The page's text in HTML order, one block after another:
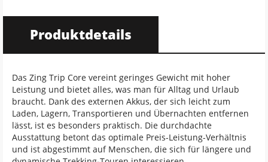
Produktdetails
Das Zing Trip Core vereint geringes Gewicht mit hoher
Leistung und bietet alles, was man für Alltag und Urlaub
braucht. Dank des externen Akkus, der sich leicht zum
Laden, Lagern, Transportieren und Übernachten entfernen
lässt, ist es besonders praktisch. Die durchdachte
Ausstattung betont das optimale Preis-Leistung-Verhältnis
und ist abgestimmt auf Menschen, die sich für längere und